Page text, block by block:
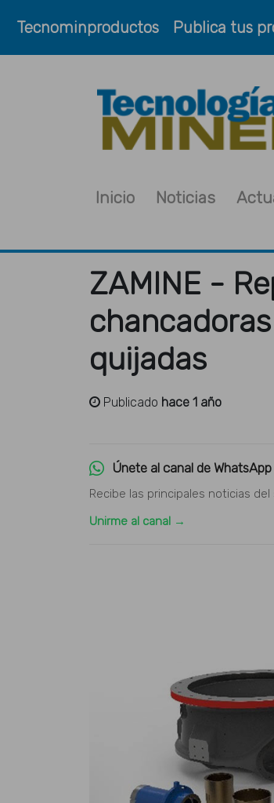
Tecnominproductos Publica tus
Inicio Noticias
ZAMINE -
quijadas
Publicado hace 1 año
Únete al canal de WhatsApp
Recibe las principales noticias
Unirme al canal →